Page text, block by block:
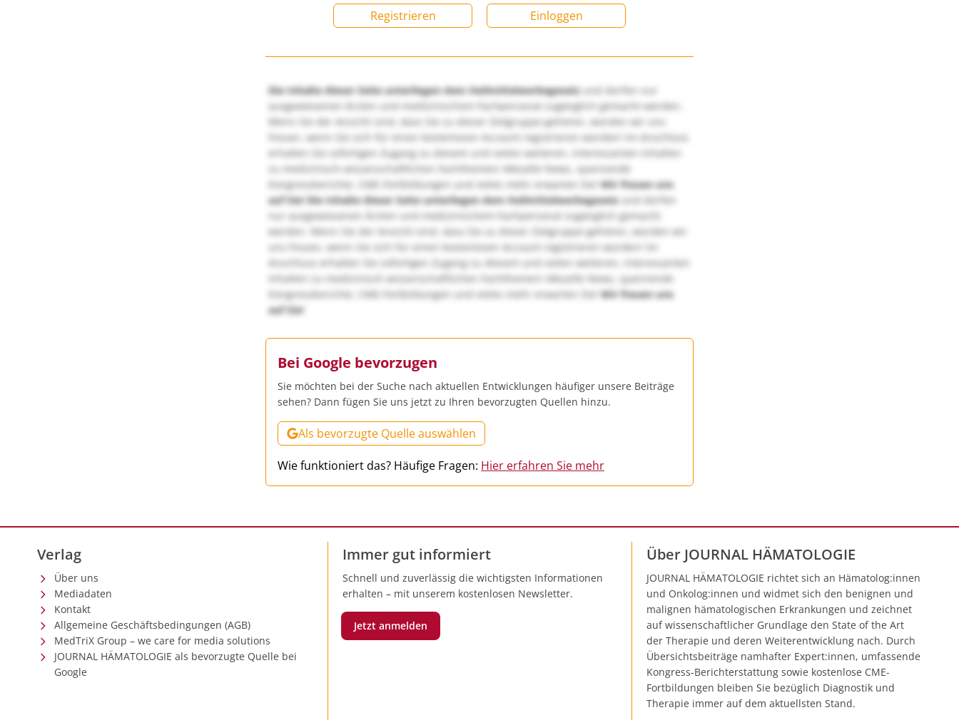
Registrieren Einloggen
Die Inhalte dieser Seite unterliegen dem Heilmittelwerbegesetzund dürfen nur
ausgewiesenen Ärzten und medizinischem Fachpersonal zugänglich gemacht werden.
Wenn Sie der Ansicht sind, dass Sie zu dieser Zielgruppe gehören, würden wir uns
freuen, wenn Sie sich für einen kostenlosen Account registrieren würden! Im Anschluss
erhalten Sie sofortigen Zugang zu diesem und vielen weiteren, interessanten Inhalten
zu medizinisch-wissenschaftlichen Fachthemen! Aktuelle News, spannende
Kongressberichte, CME-Fortbildungen und vieles mehr erwarten Sie!Wir freuen uns
auf Sie! Die Inhalte dieser Seite unterliegen dem Heilmittelwerbegesetzund dürfen
nur ausgewiesenen Ärzten und medizinischem Fachpersonal zugänglich gemacht
werden. Wenn Sie der Ansicht sind, dass Sie zu dieser Zielgruppe gehören, würden wir
uns freuen, wenn Sie sich für einen kostenlosen Account registrieren würden! Im
Anschluss erhalten Sie sofortigen Zugang zu diesem und vielen weiteren, interessanten
Inhalten zu medizinisch-wissenschaftlichen Fachthemen! Aktuelle News, spannende
Kongressberichte, CME-Fortbildungen und vieles mehr erwarten Sie! Wir freuen uns
auf Sie!
Bei Google bevorzugen
Sie möchten bei der Suche nach aktuellen Entwicklungen häufiger unsere Beiträge
sehen? Dann fügen Sie uns jetzt zu Ihren bevorzugten Quellen hinzu.
Als bevorzugte Quelle auswählen
Wie funktioniert das? Häufige Fragen: Hier erfahren Sie mehr
Verlag
Über uns
Mediadaten
Kontakt
Allgemeine Geschäftsbedingungen (AGB)
MedTriX Group – we care for media solutions
JOURNAL HÄMATOLOGIE als bevorzugte Quelle bei
Google
Immer gut informiert
Schnell und zuverlässig die wichtigsten Informationen
erhalten – mit unserem kostenlosen Newsletter.
Jetzt anmelden
Über JOURNAL HÄMATOLOGIE
JOURNAL HÄMATOLOGIE richtet sich an Hämatolog:innen
und Onkolog:innen und widmet sich den benignen und
malignen hämatologischen Erkrankungen und zeichnet
auf wissenschaftlicher Grundlage den State of the Art
der Therapie und deren Weiterentwicklung nach. Durch
Übersichtsbeiträge namhafter Expert:innen, umfassende
Kongress-Berichterstattung sowie kostenlose CME-
Fortbildungen bleiben Sie bezüglich Diagnostik und
Therapie immer auf dem aktuellsten Stand.